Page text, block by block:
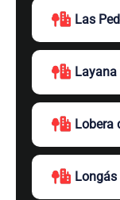
Las
Layana
Lobera
Longás